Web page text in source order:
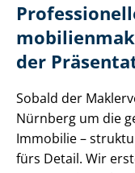
der
Sobald der
Nürnberg um die
Immobilie –
fürs Detail. Wir